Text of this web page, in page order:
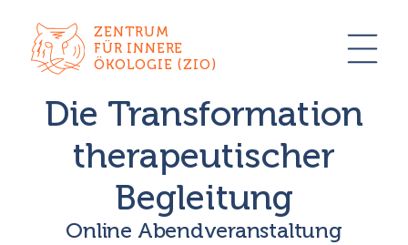
ZENTRUM
FÜR INNERE
ÖKOLOGIE (ZIO)
Die Transformation
therapeutischer
Begleitung
Online Abendveranstaltung